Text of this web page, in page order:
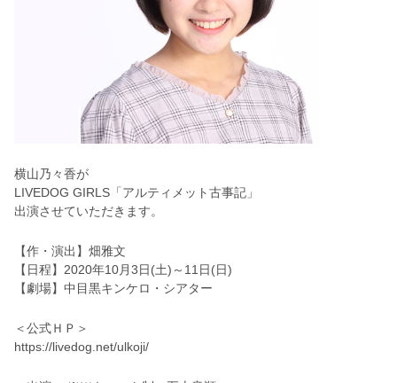
横山乃々香が
LIVEDOG GIRLS「アルティメット古事記」
出演させていただきます。
【作・演出】畑雅文
【日程】2020年10月3日(土)～11日(日)
【劇場】中目黒キンケロ・シアター
＜公式ＨＰ＞
https://livedog.net/ulkoji/